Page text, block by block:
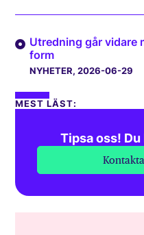
Utredning går vidare
form
NYHETER, 2026-06-29
MEST LÄST:
Tipsa oss!